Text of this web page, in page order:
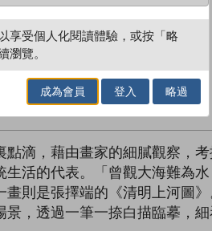
試閲 加入閱讀紀錄
實體書
滴，藉由畫家的細膩觀察，
活的代表。「曾觀大海難為
則是張擇端的《清明上河圖
，透過一筆一捺白描臨摹，
享受個人化閱讀體驗，或按「略
瀏覽。
成為會員 登入 略過